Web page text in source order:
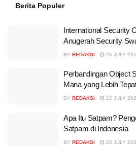
Berita Populer
International Security
Anugerah Security
BY REDAKSI 26 JULY
Perbandingan Object
Mana yang Lebih
BY REDAKSI 22 JULY
Apa Itu Satpam?
Satpam di Indonesia
BY REDAKSI 22 JULY